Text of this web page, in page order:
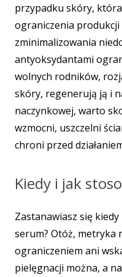
przypadku skóry,
ograniczenia
zminimalizowania
antyoksydantami
wolnych rodników,
skóry, regenerują ją i
naczynkowej, warto
wzmocni, uszczelni
chroni przed
Kiedy i jak
Zastanawiasz się
serum? Otóż, metryka
ograniczeniem ani
pielęgnacji można, a